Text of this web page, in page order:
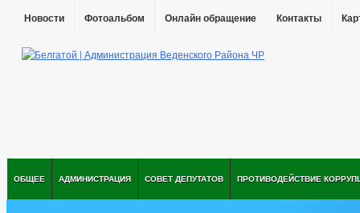
Новости Фотоальбом Онлайн обращение Контакты
ОБЩЕЕ АДМИНИСТРАЦИЯ СОВЕТ ДЕПУТАТОВ ПРОТИВОДЕЙСТВИЕ